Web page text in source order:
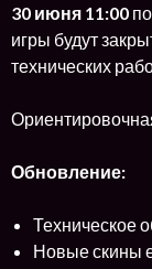
30 июня 11:00
игры будут
технических
Обновление:
Техническое
Новые скины